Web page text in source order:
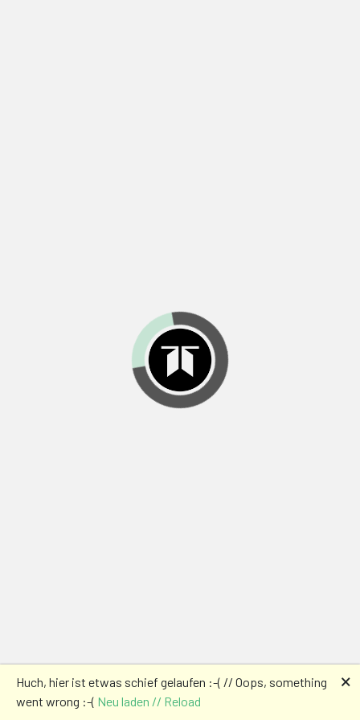
Huch, hier ist etwas schief gelaufen :-( // Oops, something
went wrong :-( Neu laden // Reload
🗙